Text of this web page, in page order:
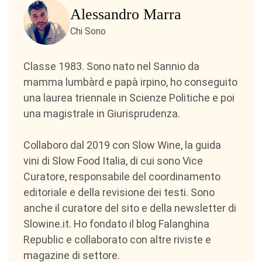
Alessandro Marra
Chi Sono
Classe 1983. Sono nato nel Sannio da
mamma lumbàrd e papà irpino, ho conseguito
una laurea triennale in Scienze Politiche e poi
una magistrale in Giurisprudenza.
Collaboro dal 2019 con Slow Wine, la guida
vini di Slow Food Italia, di cui sono Vice
Curatore, responsabile del coordinamento
editoriale e della revisione dei testi. Sono
anche il curatore del sito e della newsletter di
Slowine.it. Ho fondato il blog Falanghina
Republic e collaborato con altre riviste e
magazine di settore.